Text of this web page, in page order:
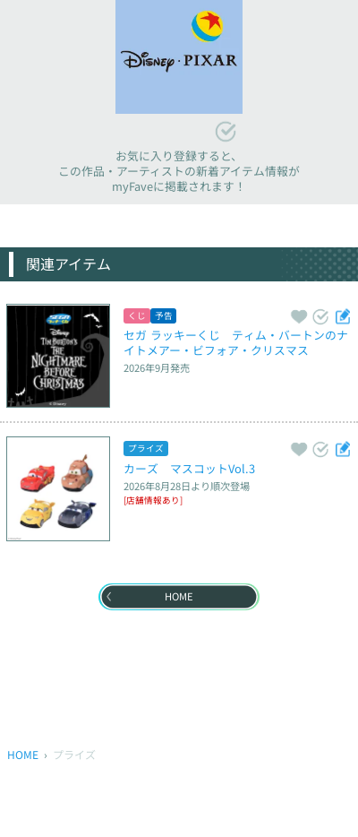
お気に入り登録すると、
この作品・アーティストの新着アイテム情報が
myFaveに掲載されます！
関連アイテム
くじ 予告
セガ ラッキーくじ　ティム・バートンのナ
イトメアー・ビフォア・クリスマス
2026年9月発売
プライズ
カーズ　マスコットVol.3
2026年8月28日より順次登場
[店舗情報あり]
HOME
HOME プライズ